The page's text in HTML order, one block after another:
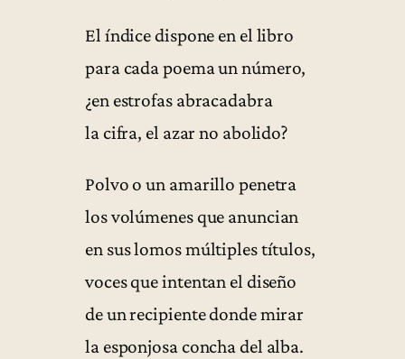
El índice dispone en el libro
para cada poema un número,
¿en estrofas abracadabra
la cifra, el azar no abolido?
Polvo o un amarillo penetra
los volúmenes que anuncian
en sus lomos múltiples títulos,
voces que intentan el diseño
de un recipiente donde mirar
la esponjosa concha del alba.